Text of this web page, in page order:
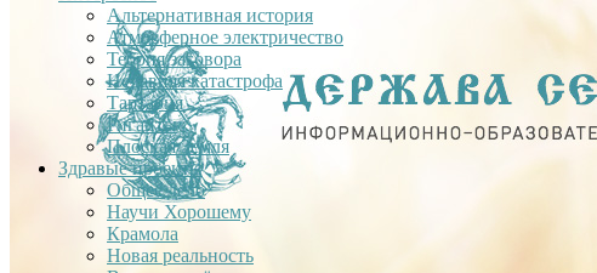
Альтернативная история
Атмосферное электричество
Теория заговора
Недавняя катастрофа
Тартария
Гиганты
Плоская Земля
Здравые проекты
Общее дело
Научи Хорошему
Крамола
Новая реальность